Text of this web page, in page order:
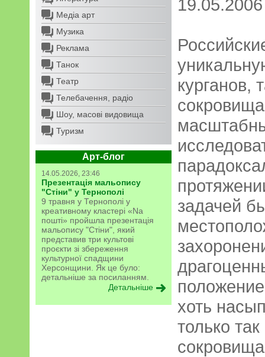
Медіа арт
Музика
Реклама
Танок
Театр
Телебачення, радіо
Шоу, масові видовища
Туризм
Арт-блог
14.05.2026, 23:46
Презентація мальопису
"Стіни" у Тернополі
9 травня у Тернополі у
креативному кластері «Na
пошті» пройшла презентація
мальопису "Стіни", який
представив три культові
проєкти зі збереження
культурної спадщини
Херсонщини. Як це було:
детальніше за посиланням.
Детальніше
19.05.2006
курганов,
задачей
хоть
только